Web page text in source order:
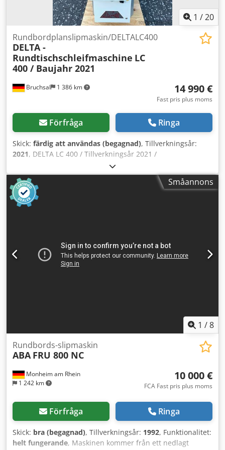
1 /20
Bruchsal 1 386 km
Rundbordplanslipmaskin/DELTALC400
DELTA -
Rundtischschleifmaschine LC
400 / Baujahr 2021
14 990 €
Fast pris plus moms
Förfråga Ringa
Skick: färdig att användas (begagnad), Tillverkningsår:
2021, DELTA LC 400 / Tillverkningsår 2021 /
Rundslipmaskin -CE-märkning -Tillverkningsår 2021 -
Magnetisk platta – roterande bord 300 mm -Max.
slipdiameter 400 mm -Avstånd mellan pelare och
slipspindelaxel, ca 315 mm -Sliphöjd – magnet – slipskiva,
ca 215 mm -Varvtal slipspindel 2840 varv/min -Finjustering
Dokumentation Mått: L x B x H 1,3 x 0,8 x 1,8 meter / Vikt ca
800 kg Med reservation för fel och slarv.
Småannons
1 /8
Monheim am Rhein
1 242 km
Rundbords-slipmaskin
ABA FRU 800 NC
10 000 €
FCA Fast pris plus moms
Förfråga Ringa
Skick: bra (begagnad), Tillverkningsår: 1992, Funktionalitet:
helt fungerande, Maskinen kommer från ett nedlagt